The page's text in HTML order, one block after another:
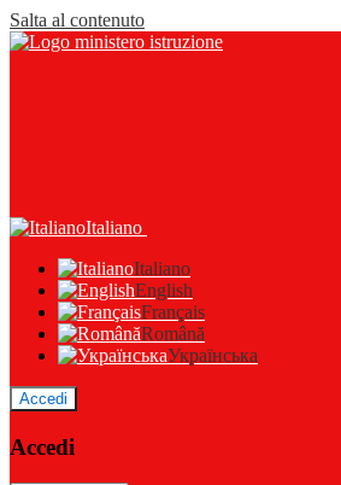
Salta al contenuto
Italiano
Italiano
English
Français
Română
Українська
Accedi
Accedi